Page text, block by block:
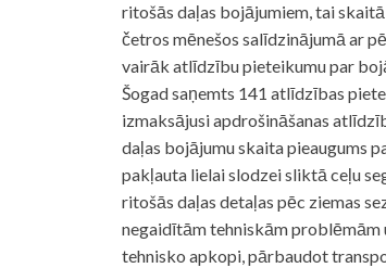
ritošās daļas bojājumiem, tai
četros mēnešos salīdzinājumā ar
vairāk atlīdzību pieteikumu par
Šogad saņemts 141 atlīdzības
izmaksājusi apdrošināšanas
daļas bojājumu skaita pieaugums
pakļauta lielai slodzei sliktā ceļu
ritošās daļas detaļas pēc ziemas
negaidītām tehniskām problēmām
tehnisko apkopi, pārbaudot